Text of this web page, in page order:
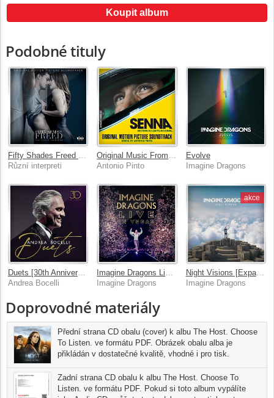
Koupit album
Podobné tituly
Různí interpreti
Antonio Pinto
Evolve
Imagine Dragons
Duets [30th Anniversary / Deluxe]
Andrea Bocelli
Imagine Dragons Live in Vegas
Imagine Dragons
akce
Night Visions [Expanded Edition]
Imagine Dragons
Doprovodné materiály
Přední strana CD obalu (cover) k albu The Host. Choose
To Listen. ve formátu PDF. Obrázek obalu alba je
přikládán v dostatečné kvalitě, vhodné i pro tisk.
Zadní strana CD obalu k albu The Host. Choose To
Listen. ve formátu PDF. Pokud si toto album vypálíte